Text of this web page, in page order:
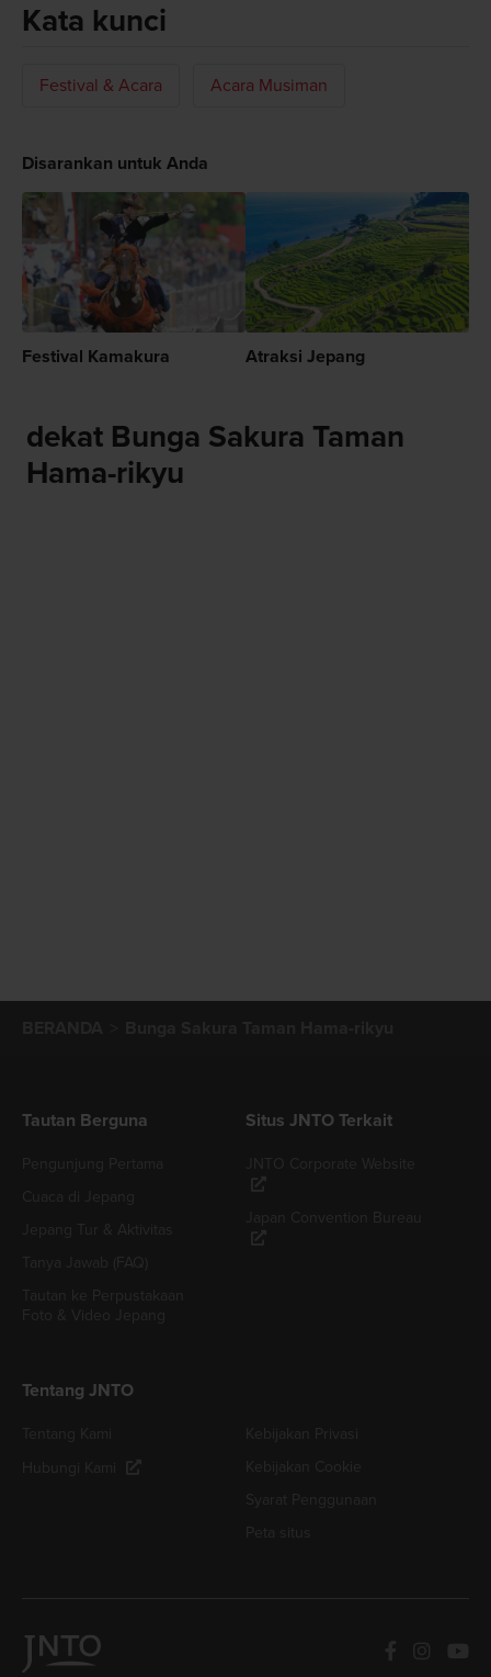
Kata kunci
Festival & Acara Acara Musiman
Disarankan untuk Anda
Festival Kamakura Atraksi Jepang
dekat Bunga Sakura Taman
Hama-rikyu
Tautan Berguna Situs JNTO Terkait
Tentang JNTO